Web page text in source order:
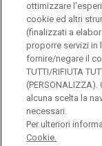
© Università
Largo A. Gemelli
PI 02133120150
ENGLISH
ottimizzare
cookie ed altri
(finalizzati a
proporre servizi in
fornire/negare il
TUTTI/RIFIUTA
alcuna scelta la
necessari.
Per ulteriori
Cookie.